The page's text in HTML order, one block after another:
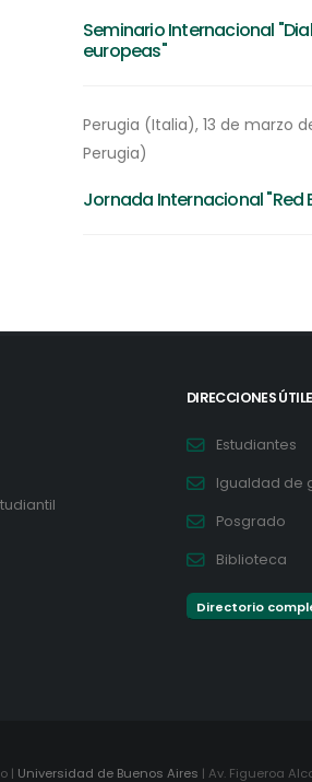
Seminario Internacional
europeas"
Perugia (Italia), 13 de marzo
Perugia)
Jornada Internacional "Red
DIRECCIONES
Estudiantes
Igualdad de
Posgrado
Biblioteca
Directorio
| Universidad de Buenos Aires | Av. Figueroa